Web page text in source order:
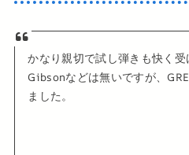
かなり親切で試し弾きも快く受
Gibsonなどは無いですが、
ました。